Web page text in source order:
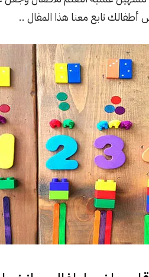
أطفالك تابع معنا هذا المقال ..